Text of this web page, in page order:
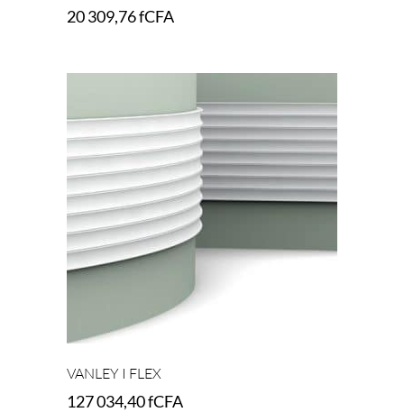
20 309,76fCFA
VANLEY I FLEX
127 034,40fCFA